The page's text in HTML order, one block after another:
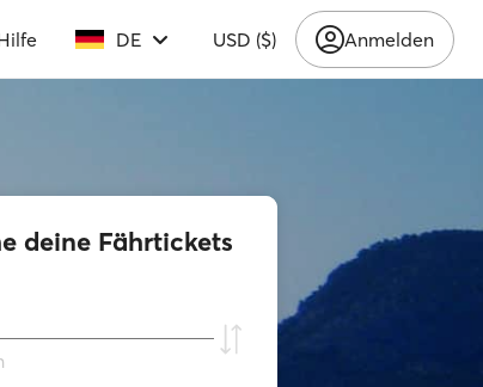
DE USD ($) Anmelden
deine Fährtickets